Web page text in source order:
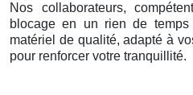
Nos collaborateurs,
blocage en un rien de
matériel de qualité, adapté à
pour renforcer votre tranquillité.